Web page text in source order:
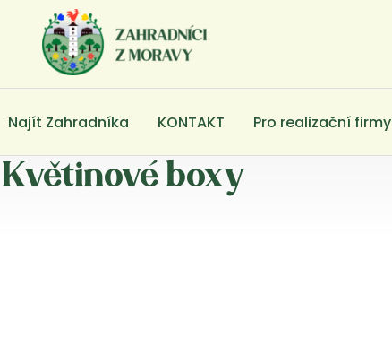
Najít Zahradníka KONTAKT Pro realizační firmy
Květinové boxy